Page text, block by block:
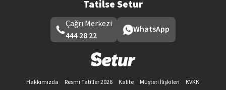
Tatilse Setur
Çağrı Merkezi
444 28 22
WhatsApp
Hakkımızda Resmi Tatiller 2026 Kalite Müşteri İlişkileri
KVKK